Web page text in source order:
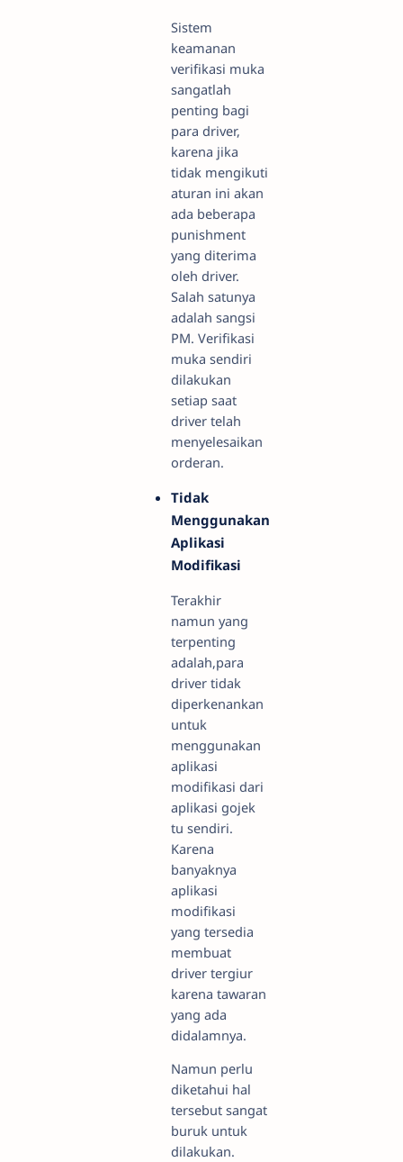
Sistem
keamanan
verifikasi muka
sangatlah
penting bagi
para driver,
karena jika
tidak mengikuti
aturan ini akan
ada beberapa
punishment
yang diterima
oleh driver.
Salah satunya
adalah sangsi
PM. Verifikasi
muka sendiri
dilakukan
setiap saat
driver telah
menyelesaikan
orderan.
Tidak
Menggunakan
Aplikasi
Modifikasi
Terakhir
namun yang
terpenting
adalah,para
driver tidak
diperkenankan
untuk
menggunakan
aplikasi
modifikasi dari
aplikasi gojek
tu sendiri.
Karena
banyaknya
aplikasi
modifikasi
yang tersedia
membuat
driver tergiur
karena tawaran
yang ada
didalamnya.
Namun perlu
diketahui hal
tersebut sangat
buruk untuk
dilakukan.